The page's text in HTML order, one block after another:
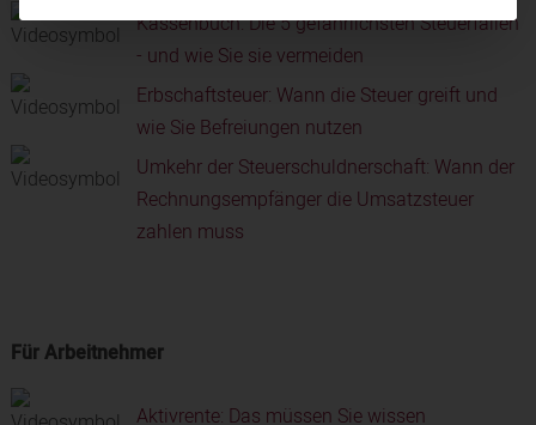
Kassenbuch: Die 5 gefährlichsten Steuerfallen
- und wie Sie sie vermeiden
Erbschaftsteuer: Wann die Steuer greift und
wie Sie Befreiungen nutzen
Umkehr der Steuerschuldnerschaft: Wann der
Rechnungsempfänger die Umsatzsteuer
zahlen muss
Für Arbeitnehmer
Aktivrente: Das müssen Sie wissen